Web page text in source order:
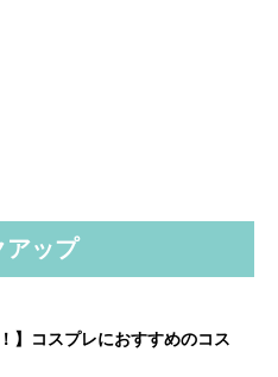
アップ
】コスプレにおすすめのコス